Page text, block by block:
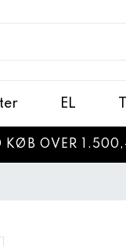
EL
KØB OVER